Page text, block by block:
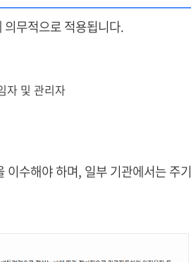
무적으로 적용됩니다.
자 및 관리자
수해야 하며, 일부 기관에서는 주기